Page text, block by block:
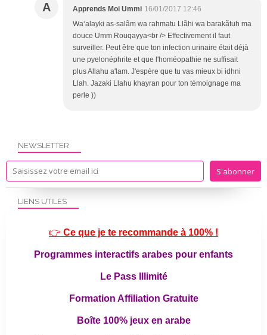
A Apprends Moi Ummi 16/01/2017 12:46
Wa‘alayki as-salãm wa rahmatu Llãhi wa barakãtuh ma
douce Umm Rouqayya<br /> Effectivement il faut
surveiller. Peut être que ton infection urinaire était déjà
une pyelonéphrite et que l'homéopathie ne suffisait
plus Allahu a'lam. J'espère que tu vas mieux bi idhni
Llah. Jazaki Llahu khayran pour ton témoignage ma
perle ))
NEWSLETTER
LIENS UTILES
👉 Ce que je te recommande à 100% !
Programmes interactifs arabes pour enfants
Le Pass Illimité
Formation Affiliation Gratuite
Boîte 100% jeux en arabe